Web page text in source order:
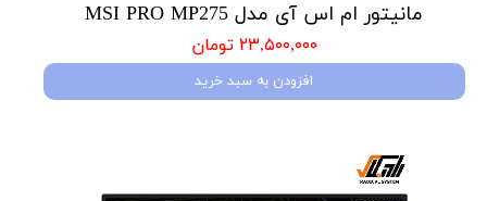
مانیتور ام اس آی مدل MSI PRO MP275
۲۳,۵۰۰,۰۰۰ تومان
افزودن به سبد خرید